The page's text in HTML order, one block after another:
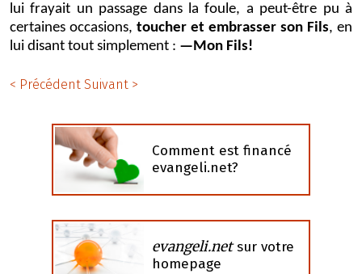
lui frayait un passage dans la foule, a peut-être pu à
certaines occasions, toucher et embrasser son Fils, en
lui disant tout simplement : —Mon Fils!
< Précédent Suivant >
Comment est financé
evangeli.net?
evangeli.netsur votre
homepage